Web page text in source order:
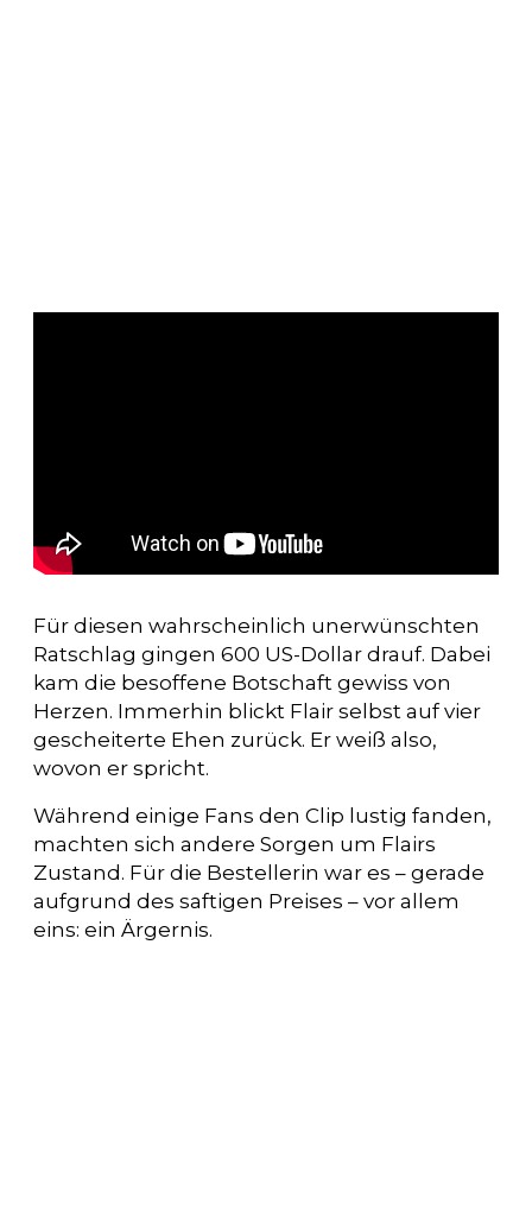
Für diesen wahrscheinlich unerwünschten
Ratschlag gingen 600 US-Dollar drauf. Dabei
kam die besoffene Botschaft gewiss von
Herzen. Immerhin blickt Flair selbst auf vier
gescheiterte Ehen zurück. Er weiß also,
wovon er spricht.
Während einige Fans den Clip lustig fanden,
machten sich andere Sorgen um Flairs
Zustand. Für die Bestellerin war es – gerade
aufgrund des saftigen Preises – vor allem
eins: ein Ärgernis.